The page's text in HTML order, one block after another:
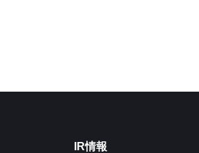
IR情報